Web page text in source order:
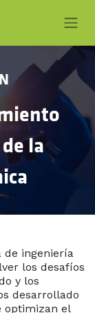
la
de ingeniería
los desafíos
y los
desarrollado
optimizan el